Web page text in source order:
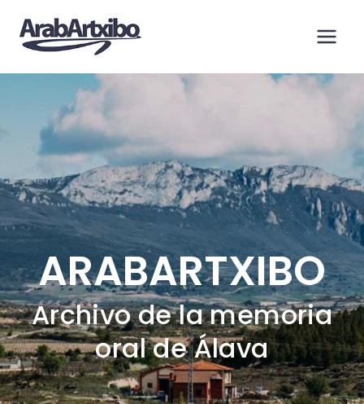
contenido
ARABARTXIBO
Archivo de la memoria
oral de Álava